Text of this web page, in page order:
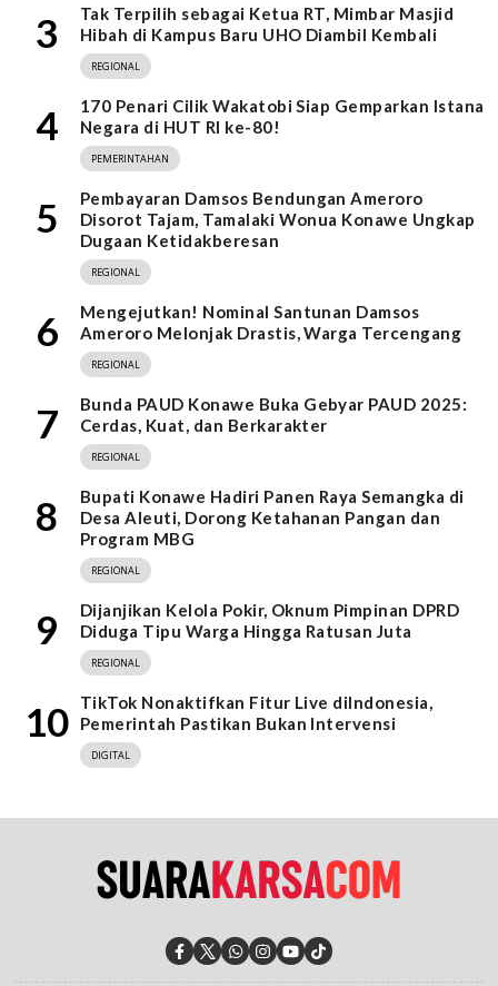
3
Tak Terpilih sebagai Ketua RT, Mimbar Masjid
Hibah di Kampus Baru UHO Diambil Kembali
REGIONAL
4
170 Penari Cilik Wakatobi Siap Gemparkan Istana
Negara di HUT RI ke-80!
PEMERINTAHAN
5
Pembayaran Damsos Bendungan Ameroro
Disorot Tajam, Tamalaki Wonua Konawe Ungkap
Dugaan Ketidakberesan
REGIONAL
6
Mengejutkan! Nominal Santunan Damsos
Ameroro Melonjak Drastis, Warga Tercengang
REGIONAL
7
Bunda PAUD Konawe Buka Gebyar PAUD 2025:
Cerdas, Kuat, dan Berkarakter
REGIONAL
8
Bupati Konawe Hadiri Panen Raya Semangka di
Desa Aleuti, Dorong Ketahanan Pangan dan
Program MBG
REGIONAL
9
Dijanjikan Kelola Pokir, Oknum Pimpinan DPRD
Diduga Tipu Warga Hingga Ratusan Juta
REGIONAL
10
TikTok Nonaktifkan Fitur Live diIndonesia,
Pemerintah Pastikan Bukan Intervensi
DIGITAL